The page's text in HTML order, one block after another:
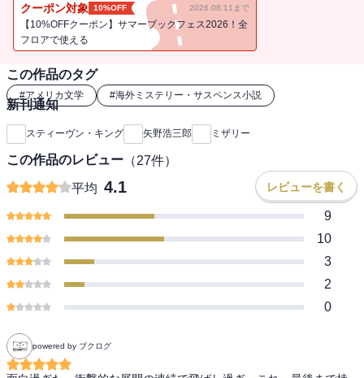
クーポン対象 10%OFF 2026.08.11まで
【10%OFFクーポン】サマーブックフェス2026！全
フロアで使える
この作品のタグ
#アメリカ文学 #海外ミステリー・サスペンス小説
新刊通知
スティーヴン・キング 矢野浩三郎 ミザリー
この作品のレビュー （27件）
平均 4.1 レビューを書く
9
10
3
2
0
powered by ブクログ